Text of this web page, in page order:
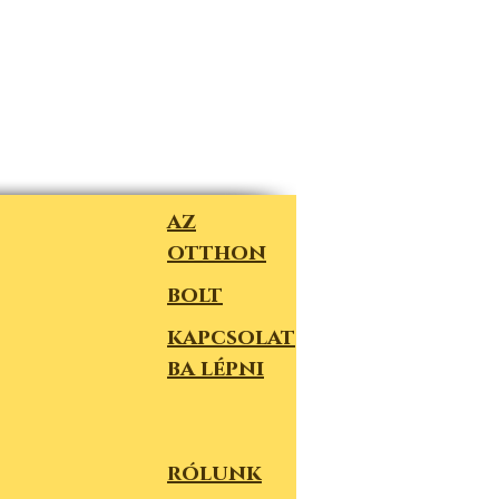
az
otthon
bolt
kapcsolat
ba lépni
rólunk